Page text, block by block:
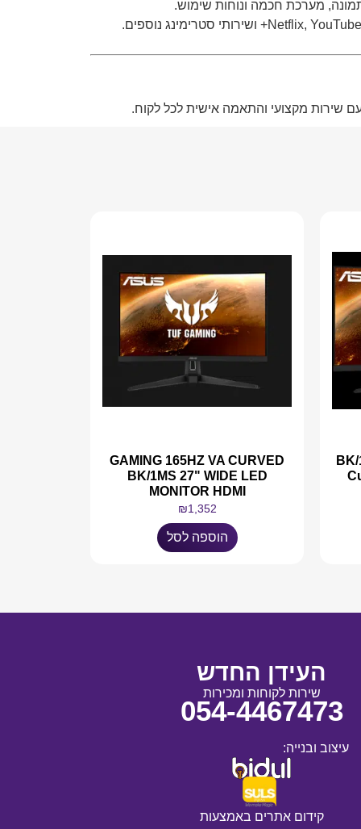
שירות מקצועי והתאמה אישית לכל לקוח.
GAMING 165HZ VA CURVED
BK/1MS 27" WIDE LED
MONITOR HDMI
₪1,352
הוספה לסל
העידן החדש
שירות לקוחות ומכירות
054-4467473
עיצוב ובנייה:
קידום אתרים באמצעות